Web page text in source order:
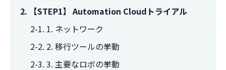
2. 【STEP1】 Automation Cloudトライアル
2-1. 1. ネットワーク
2-2. 2. 移行ツールの挙動
2-3. 3. 主要なロボの挙動